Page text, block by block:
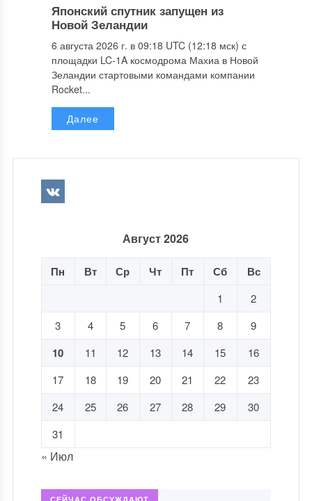
Японский спутник запущен из
Новой Зеландии
6 августа 2026 г. в 09:18 UTC (12:18 мск) с
площадки LC-1A космодрома Махиа в Новой
Зеландии стартовыми командами компании
Rocket...
Далее
Август 2026
Пн Вт Ср Чт Пт Сб Вс
1
2
3
4 5 6 7 8 9
10 11 12 13 14 15
16
17
18 19 20 21 22
23
24
25 26 27 28 29
30
31
« Июл